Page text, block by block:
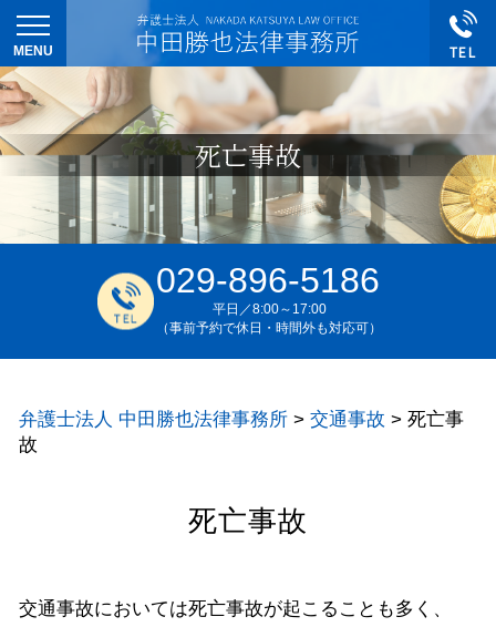
死亡事故
029-896-5186
平日／8:00～17:00
（事前予約で休日・時間外も対応可）
弁護士法人 中田勝也法律事務所 > 交通事故 > 死亡事
故
死亡事故
交通事故においては死亡事故が起こることも多く、